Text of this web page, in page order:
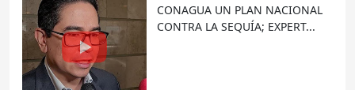
CONAGUA UN PLAN NACIONAL
CONTRA LA SEQUÍA; EXPERT...